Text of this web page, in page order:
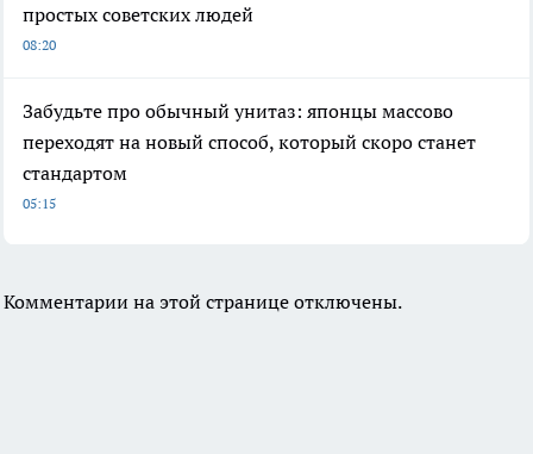
простых советских людей
08:20
Забудьте про обычный унитаз: японцы массово
переходят на новый способ, который скоро станет
стандартом
05:15
Комментарии на этой странице отключены.